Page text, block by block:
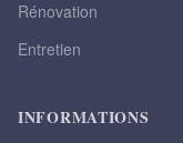
Rénovation
Entretien
INFORMATIONS